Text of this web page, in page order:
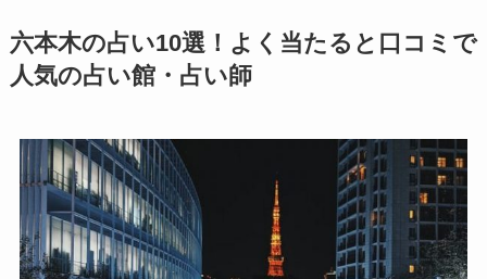
六本木の占い10選！よく当たると口コミで
人気の占い館・占い師